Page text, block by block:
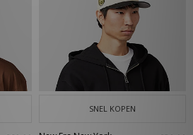
SNEL KOPEN